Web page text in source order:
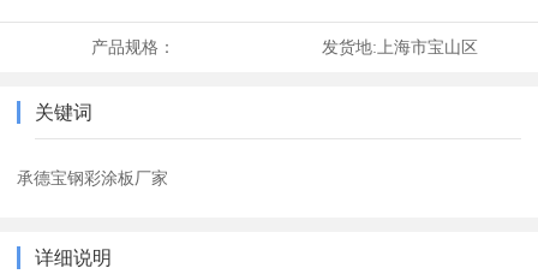
产品规格： 发货地:上海市宝山区
关键词
承德宝钢彩涂板厂家
详细说明